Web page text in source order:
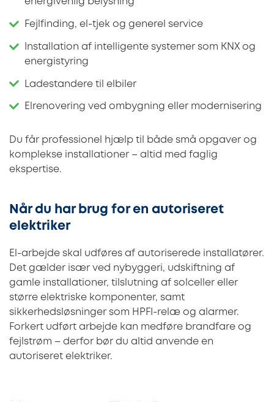
Fejlfinding, el-tjek og generel service
Installation af intelligente systemer som KNX og
energistyring
Ladestandere til elbiler
Elrenovering ved ombygning eller modernisering
Du får professionel hjælp til både små opgaver og
komplekse installationer – altid med faglig
ekspertise.
Når du har brug for en autoriseret
elektriker
El-arbejde skal udføres af autoriserede installatører.
Det gælder især ved nybyggeri, udskiftning af
gamle installationer, tilslutning af solceller eller
større elektriske komponenter, samt
sikkerhedsløsninger som HPFI-relæ og alarmer.
Forkert udført arbejde kan medføre brandfare og
fejlstrøm – derfor bør du altid anvende en
autoriseret elektriker.